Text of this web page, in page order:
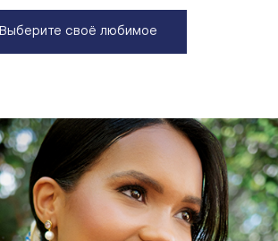
Выберите своё любимое